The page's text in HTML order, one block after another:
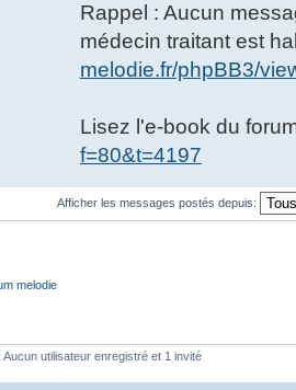
Rappel : Aucun
médecin traitant est
melodie.fr/phpBB3/
Lisez l'e-book du
f=80&t=4197
Afficher les messages postés depuis:
melodie
utilisateur enregistré et 1 invité